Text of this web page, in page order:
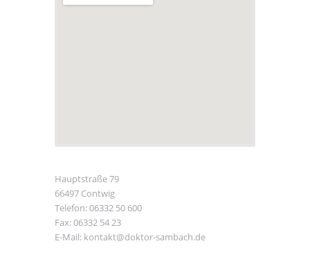
Hauptstraße 79
66497 Contwig
Telefon: 06332 50 600
Fax: 06332 54 23
E-Mail: kontakt@doktor-sambach.de